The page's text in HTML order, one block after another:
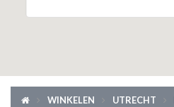
PEUTER
LIFESTYLE
WINKELEN UTRECHT